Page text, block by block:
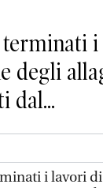
degli
dal...
i lavori